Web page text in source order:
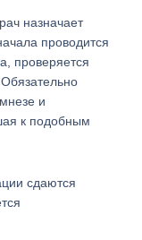
назначает
проводится
проверяется
и
к подобным
сдаются